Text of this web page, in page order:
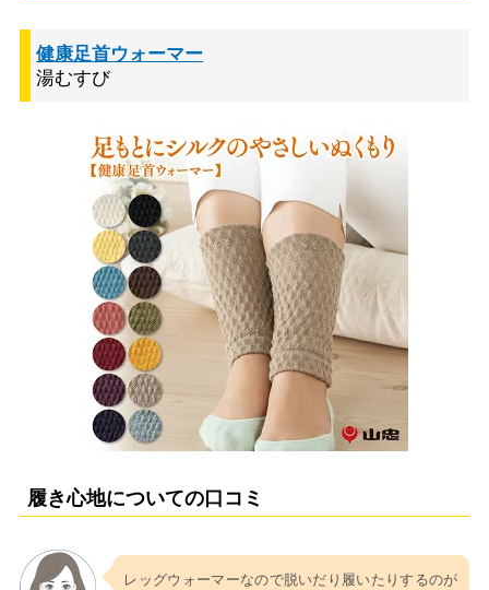
健康足首ウォーマー
湯むすび
履き心地についての口コミ
レッグウォーマーなので脱いだり履いたりするのが